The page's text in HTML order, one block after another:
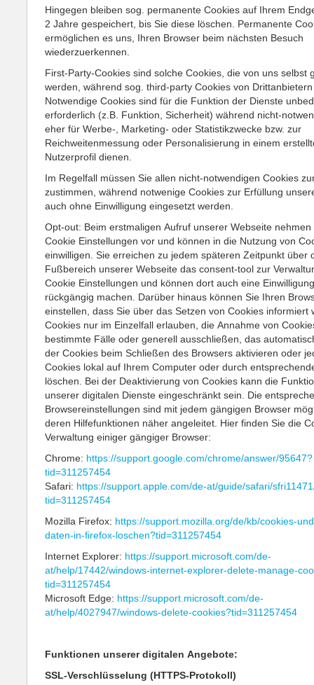
Hingegen bleiben sog. permanente Cookies auf Ihrem
2 Jahre gespeichert, bis Sie diese löschen. Permanente
ermöglichen es uns, Ihren Browser beim nächsten Besuch
wiederzuerkennen.
First-Party-Cookies sind solche Cookies, die von uns selbst
werden, während sog. third-party Cookies von
Notwendige Cookies sind für die Funktion der Dienste
erforderlich (z.B. Funktion, Sicherheit) während nicht-
eher für Werbe-, Marketing- oder Statistikzwecke bzw. zur
Reichweitenmessung oder Personalisierung in einem
Nutzerprofil dienen.
Im Regelfall müssen Sie allen nicht-notwendigen Cookies
zustimmen, während notwenige Cookies zur Erfüllung
auch ohne Einwilligung eingesetzt werden.
Opt-out: Beim erstmaligen Aufruf unserer Webseite nehmen
Cookie Einstellungen vor und können in die Nutzung von
einwilligen. Sie erreichen zu jedem späteren Zeitpunkt über
Fußbereich unserer Webseite das consent-tool zur
Cookie Einstellungen und können dort auch eine
rückgängig machen. Darüber hinaus können Sie Ihren
einstellen, dass Sie über das Setzen von Cookies informiert
Cookies nur im Einzelfall erlauben, die Annahme von
bestimmte Fälle oder generell ausschließen, das
der Cookies beim Schließen des Browsers aktivieren oder
Cookies lokal auf Ihrem Computer oder durch
löschen. Bei der Deaktivierung von Cookies kann die
unserer digitalen Dienste eingeschränkt sein. Die
Browsereinstellungen sind mit jedem gängigen Browser
deren Hilfefunktionen näher angeleitet. Hier finden Sie die
Verwaltung einiger gängiger Browser:
Chrome: https://support.google.com/chrome/answer/95647?
tid=311257454
Safari: https://support.apple.com/de-at/guide/safari/
tid=311257454
Mozilla Firefox: https://support.mozilla.org/de/kb/cookies-
daten-in-firefox-loschen?tid=311257454
Internet Explorer: https://support.microsoft.com/de-
at/help/17442/windows-internet-explorer-delete-manage-
tid=311257454
Microsoft Edge: https://support.microsoft.com/de-
at/help/4027947/windows-delete-cookies?tid=311257454
Funktionen unserer digitalen Angebote:
SSL-Verschlüsselung (HTTPS-Protokoll)